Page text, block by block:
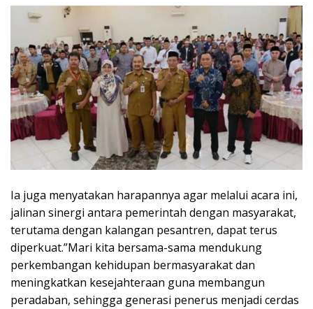
Ia juga menyatakan harapannya agar melalui acara ini,
jalinan sinergi antara pemerintah dengan masyarakat,
terutama dengan kalangan pesantren, dapat terus
diperkuat.”Mari kita bersama-sama mendukung
perkembangan kehidupan bermasyarakat dan
meningkatkan kesejahteraan guna membangun
peradaban, sehingga generasi penerus menjadi cerdas